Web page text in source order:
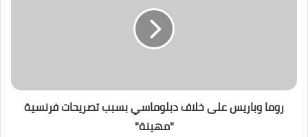
روما وباريس على خلاف دبلوماسي بسبب تصريحات فرنسية
"مهينة"